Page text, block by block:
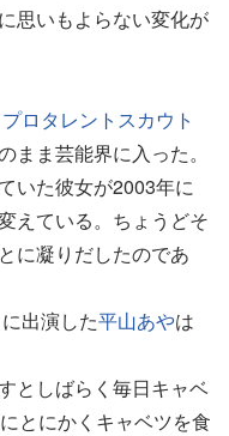
思いもよらない変化が
ロタレントスカウト
まま芸能界に入った。
いた彼女が2003年に
えている。ちょうどそ
に凝りだしたのであ
に出演した平山あやは
としばらく毎日キャベ
とにかくキャベツを食